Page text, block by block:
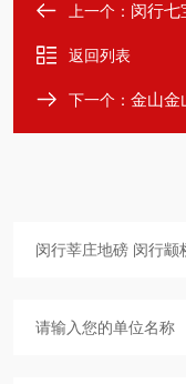
上一个： 闵行七
返回列表
下一个： 金山金